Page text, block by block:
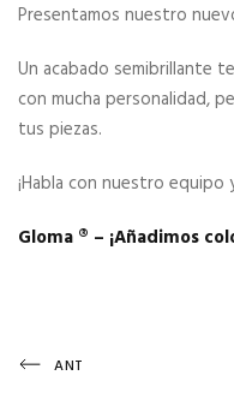
Presentamos nuestro
Un acabado semibrillante
con mucha personalidad,
tus piezas.
¡Habla con nuestro equipo
Gloma ®️ – ¡Añadimos
Navegación
Previous
ANT